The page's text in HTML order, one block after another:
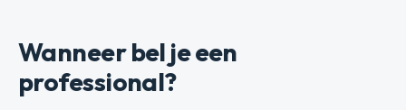
Wanneer bel je een
professional?